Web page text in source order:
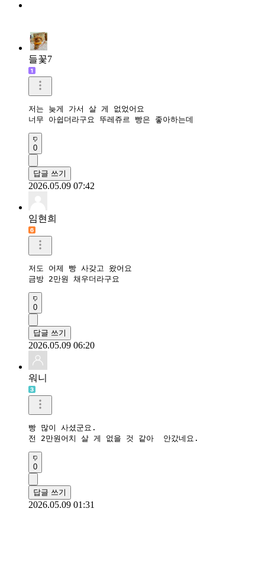
들꽃7
저는 늦게 가서 살 게 없었어요
너무 아쉽더라구요 뚜레쥬르 빵은 좋아하는데
0
답글 쓰기
2026.05.09 07:42
임현희
저도 어제 빵 사갖고 왔어요
금방 2만원 채우더라구요
0
답글 쓰기
2026.05.09 06:20
워니
빵 많이 사셨군요.
전 2만원어치 살 게 없을 것 같아  안갔네요.
0
답글 쓰기
2026.05.09 01:31